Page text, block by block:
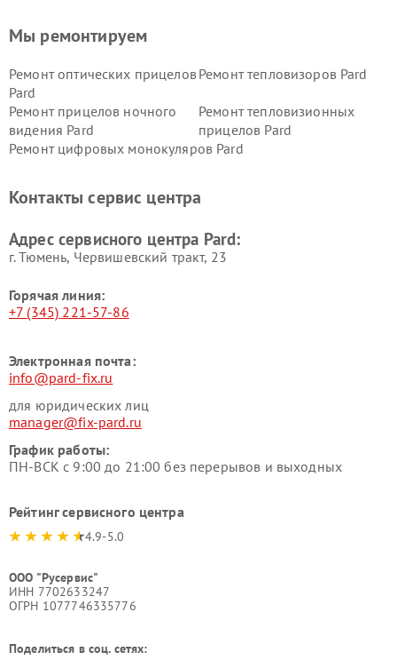
Мы ремонтируем
Ремонт оптических прицелов
Pard
Ремонт тепловизоров Pard
Ремонт прицелов ночного
видения Pard
Ремонт тепловизионных
прицелов Pard
Ремонт цифровых монокуляров Pard
Контакты сервис центра
Адрес сервисного центра Pard:
г. Тюмень, ​Червишевский тракт, 23
Горячая линия:
+7 (345) 221-57-86
Электронная почта:
info@pard-fix.ru
для юридических лиц
manager@fix-pard.ru
График работы:
ПН-ВСК с 9:00 до 21:00 без перерывов и выходных
Рейтинг сервисного центра
4.9-5.0
ООО "Русервис"
ИНН 7702633247
ОГРН 1077746335776
Поделиться в соц. сетях: